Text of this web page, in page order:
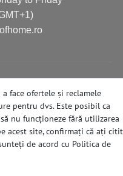
face ofertele și reclamele
pentru dvs. Este posibil ca
nu funcționeze fără utilizarea
acest site, confirmați că ați citit
de acord cu Politica de